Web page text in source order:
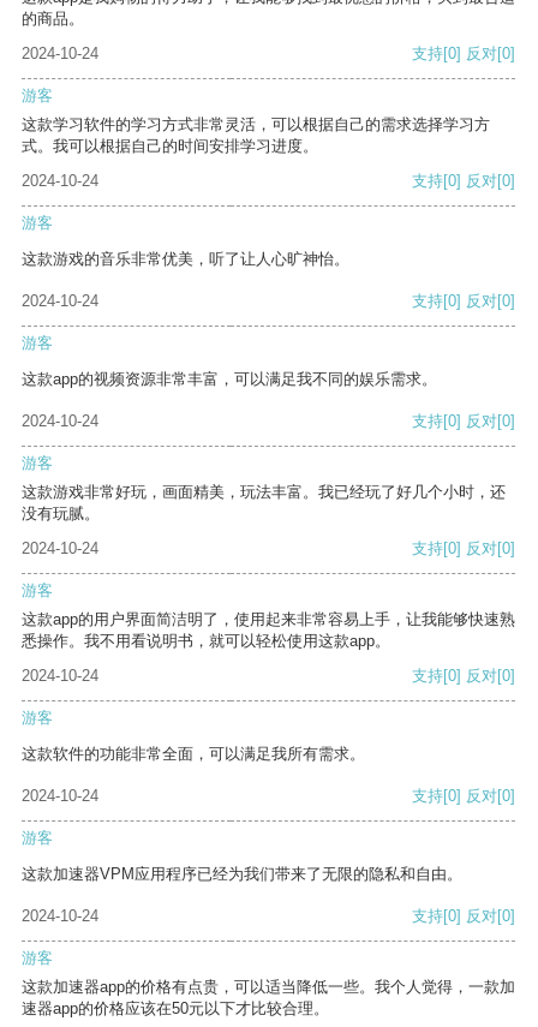
的商品。
2024-10-24
支持[0] 反对[0]
游客
这款学习软件的学习方式非常灵活，可以根据自己的需求选择学习方
式。我可以根据自己的时间安排学习进度。
2024-10-24
支持[0] 反对[0]
游客
这款游戏的音乐非常优美，听了让人心旷神怡。
2024-10-24 支持[0] 反对[0]
游客
这款app的视频资源非常丰富，可以满足我不同的娱乐需求。
2024-10-24 支持[0] 反对[0]
游客
这款游戏非常好玩，画面精美，玩法丰富。我已经玩了好几个小时，还
没有玩腻。
2024-10-24
支持[0] 反对[0]
游客
这款app的用户界面简洁明了，使用起来非常容易上手，让我能够快速熟
悉操作。我不用看说明书，就可以轻松使用这款app。
2024-10-24
支持[0] 反对[0]
游客
这款软件的功能非常全面，可以满足我所有需求。
2024-10-24 支持[0] 反对[0]
游客
这款加速器VPM应用程序已经为我们带来了无限的隐私和自由。
2024-10-24 支持[0] 反对[0]
游客
这款加速器app的价格有点贵，可以适当降低一些。我个人觉得，一款加
速器app的价格应该在50元以下才比较合理。